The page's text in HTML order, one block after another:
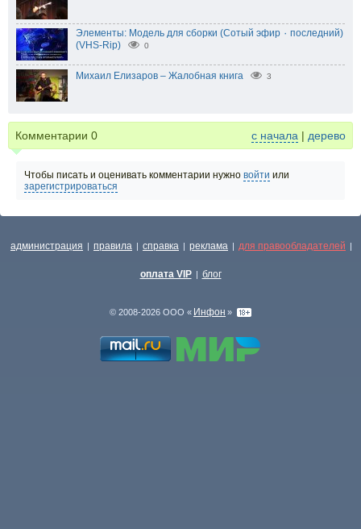
Элементы: Модель для сборки (Сотый эфир ٠ последний)
(VHS-Rip)
0
Михаил Елизаров – Жалобная книга 3
Комментарии 0 с начала | дерево
Чтобы писать и оценивать комментарии нужно войти или
зарегистрироваться
администрация | правила | справка | реклама | для правообладателей |
оплата VIP | блог
© 2008-2026 ООО « Инфон »